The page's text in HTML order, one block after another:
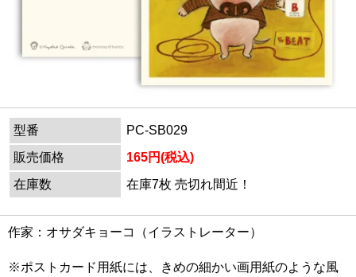
型番
PC-SB029
販売価格
165円(税込)
在庫数
在庫7枚 売切れ間近！
作家：オサダキョーコ（イラストレーター）
※ポストカード用紙には、きめの細かい画用紙のような風